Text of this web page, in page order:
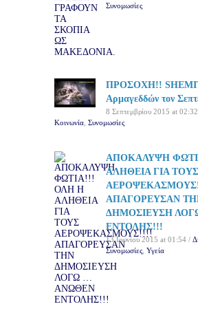
Συνομωσίες
ΠΡΟΣΟΧΗ!!
Αρμαγεδδών τον
8 Σεπτεμβρίου 2015 at
Κοινωνία Συνομωσίες
ΑΠΟΚΑΛΥΨΗ
ΑΛΗΘΕΙΑ ΓΙΑ ΤΟΥΣ
ΑΠΑΓΟΡΕΥΣΑΝ
ΔΗΜΟΣΙΕΥΣΗ
ΕΝΤΟΛΗΣ!!!
13 Ιουνίου 2015 at 01:54 /
Συνομωσίες Υγεία